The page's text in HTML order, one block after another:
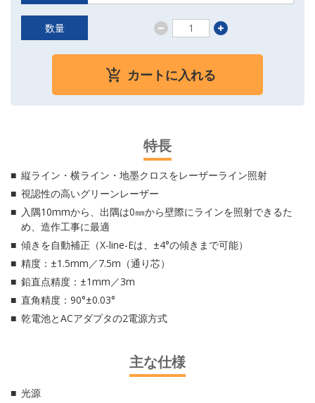
数量
カートに入れる
特長
縦ライン・横ライン・地墨クロスをレーザーライン照射
視認性の高いグリーンレーザー
入隅10mmから、出隅は0㎜から壁際にラインを照射できるた
め、造作工事に最適
傾きを自動補正（X-line-Eは、±4°の傾きまで可能）
精度：±1.5mm／7.5m（通り芯）
鉛直点精度：±1mm／3m
直角精度：90°±0.03°
乾電池とACアダプタの2電源方式
主な仕様
光源